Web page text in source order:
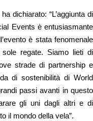
dichiarato: “L’aggiunta di
Events è entusiasmante
è stata fenomenale
regate. Siamo lieti di
strade di partnership e
di sostenibilità di World
passi avanti in questo
gli uni dagli altri e di
il mondo della vela”.